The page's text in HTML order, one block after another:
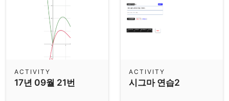
17년 09월 21번
ACTIVITY
시그마 연습2
ACTIVITY